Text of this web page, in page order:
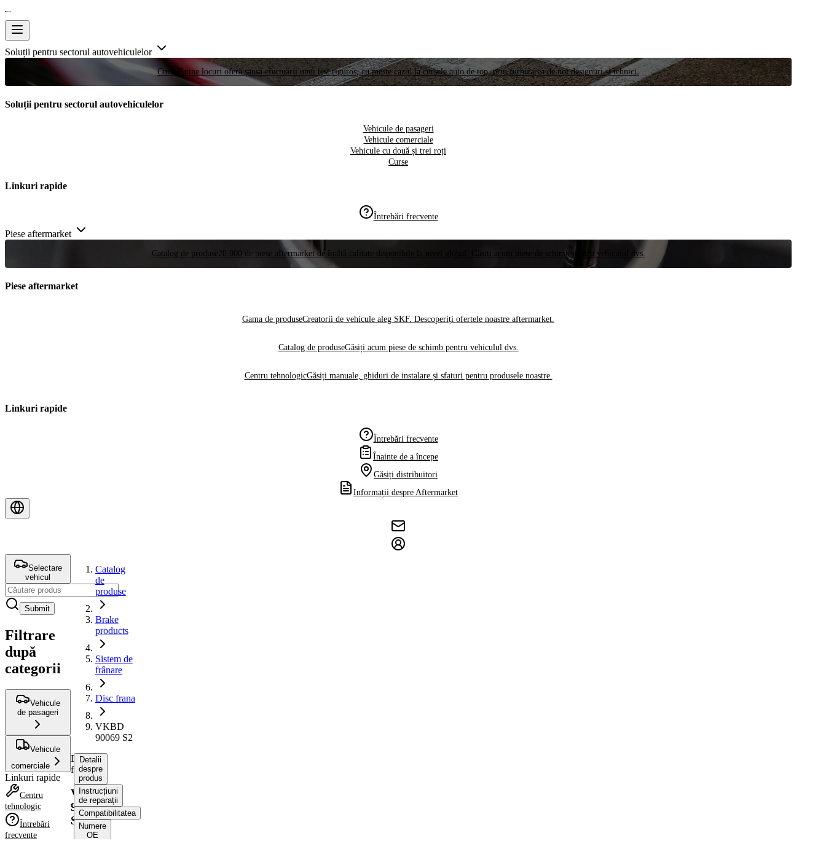
Soluții pentru sectorul autovehiculelor
Curse Puține locuri oferă șansa efectuării unui test riguros, cu meste cazul la cursele auto de top, prin furnizarea de noi designuri și tehnici.
Soluții pentru sectorul autovehiculelor
Vehicule de pasageri
Vehicule comerciale
Vehicule cu două și trei roți
Curse
Linkuri rapide
Întrebări frecvente
Piese aftermarket
Catalog de produse 20.000 de piese aftermarket de înaltă calitate disponibile la nivel global. Găsiți acum piese de schimb pentru vehiculul dvs.
Piese aftermarket
Gama de produseCreatorii de vehicule aleg SKF. Descoperiți ofertele noastre aftermarket.
Catalog de produseGăsiți acum piese de schimb pentru vehiculul dvs.
Centru tehnologicGăsiți manuale, ghiduri de instalare și sfaturi pentru produsele noastre.
Linkuri rapide
Întrebări frecvente
Înainte de a începe
Găsiți distribuitori
Informații despre Aftermarket
Selectare
vehicul
Submit
Filtrare
după
categorii
Vehicule
de pasageri
Vehicule
comerciale
Linkuri rapide
Centru
tehnologic
Întrebări
frecvente
Catalog
de
produse
Brake
products
Sistem de
frânare
Disc frana
VKBD
90069 S2
Disc
frana
VKBD
90069
S2
Detalii
despre
produs
Instrucțiuni
de reparații
Compatibilitatea
Numere
OE